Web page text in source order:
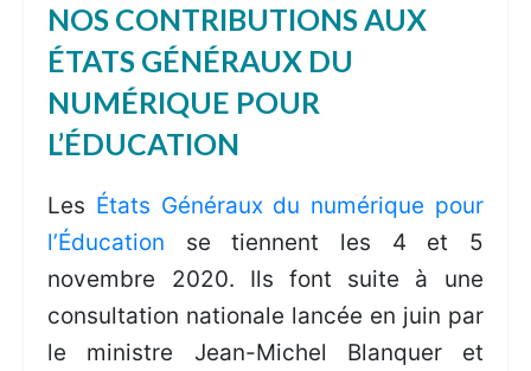
NOS CONTRIBUTIONS AUX
ÉTATS GÉNÉRAUX DU
NUMÉRIQUE POUR
L’ÉDUCATION
Les États Généraux du numérique pour
l’Éducation se tiennent les 4 et 5
novembre 2020. Ils font suite à une
consultation nationale lancée en juin par
le ministre Jean-Michel Blanquer et